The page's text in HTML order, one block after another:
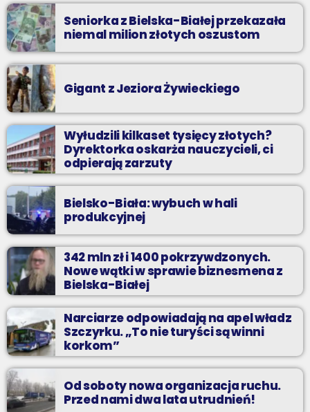
Seniorka z Bielska-Białej przekazała
niemal milion złotych oszustom
Gigant z Jeziora Żywieckiego
Wyłudzili kilkaset tysięcy złotych?
Dyrektorka oskarża nauczycieli, ci
odpierają zarzuty
Bielsko-Biała: wybuch w hali
produkcyjnej
342 mln zł i 1400 pokrzywdzonych.
Nowe wątki w sprawie biznesmena z
Bielska-Białej
Narciarze odpowiadają na apel władz
Szczyrku. „To nie turyści są winni
korkom”
Od soboty nowa organizacja ruchu.
Przed nami dwa lata utrudnień!